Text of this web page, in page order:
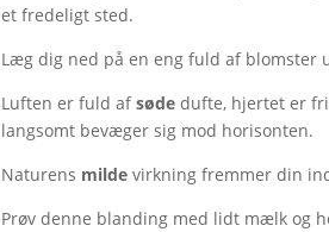
et fredeligt sted.
Læg dig ned på en eng fuld af blomster
Luften er fuld afsøde dufte, hjertet er
langsomt bevæger sig mod horisonten.
Naturens milde virkning fremmer din
Prøv denne blanding med lidt mælk og